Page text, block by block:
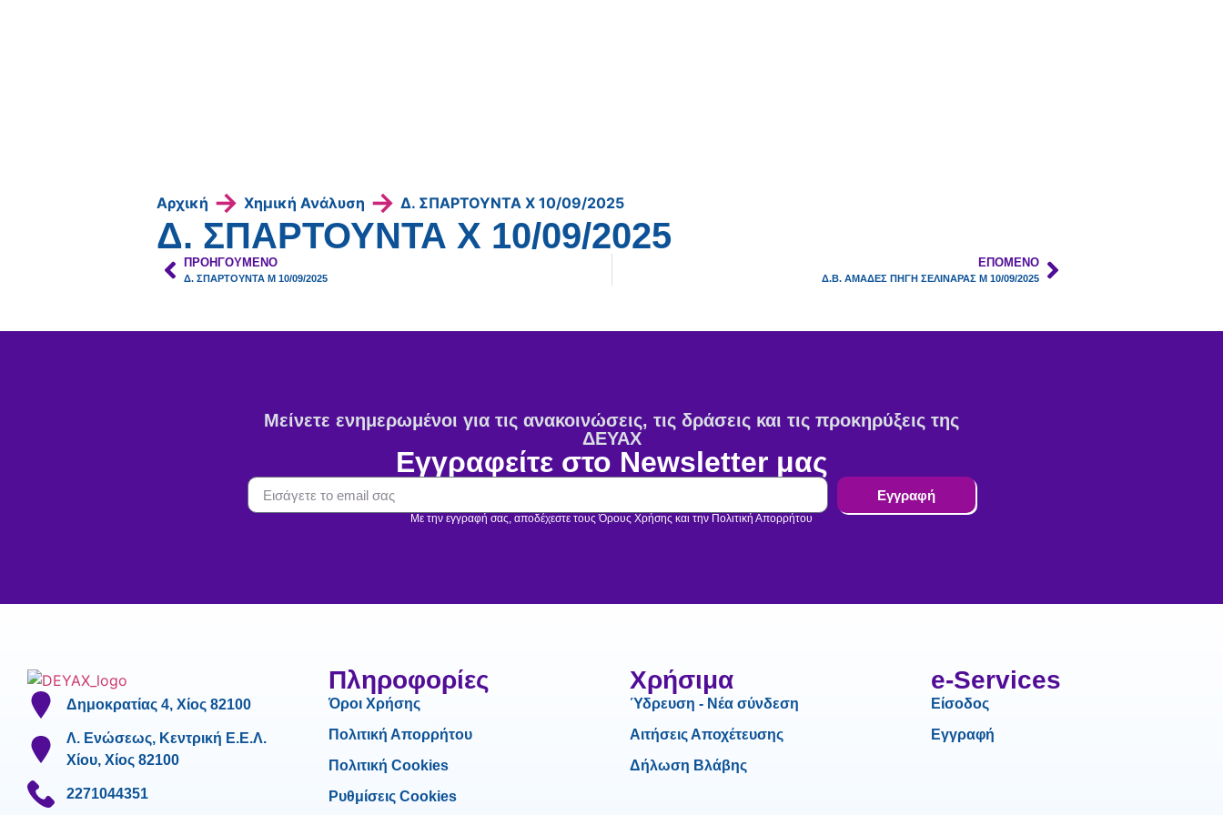
Αρχική → Χημική Ανάλυση → Δ. ΣΠΑΡΤΟΥΝΤΑ Χ 10/09/2025
Δ. ΣΠΑΡΤΟΥΝΤΑ Χ 10/09/2025
ΠΡΟΗΓΟΎΜΕΝΟ
Δ. ΣΠΑΡΤΟΥΝΤΑ Μ 10/09/2025
ΕΠΌΜΕΝΟ
Δ.Β. ΑΜΑΔΕΣ ΠΗΓΗ ΣΕΛΙΝΑΡΑΣ Μ 10/09/2025
Μείνετε ενημερωμένοι για τις ανακοινώσεις, τις δράσεις και τις προκηρύξεις της
ΔΕΥΑΧ
Εγγραφείτε στο Newsletter μας
Εγγραφή
Με την εγγραφή σας, αποδέχεστε τους Όρους Χρήσης και την Πολιτική Απορρήτου
Δημοκρατίας 4, Χίος 82100
Λ. Ενώσεως, Κεντρική Ε.Ε.Λ.
Χίου, Χίος 82100
2271044351
Πληροφορίες
Όροι Χρήσης
Πολιτική Απορρήτου
Πολιτική Cookies
Ρυθμίσεις Cookies
Χρήσιμα
Ύδρευση - Νέα σύνδεση
Αιτήσεις Αποχέτευσης
Δήλωση Βλάβης
e-Services
Είσοδος
Εγγραφή